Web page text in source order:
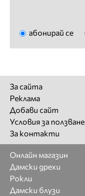
абонирай се
За сайта
Реклама
Добави сайт
Условия за ползване
За контакти
Онлайн магазин
Дамски дрехи
Рокли
Дамски блузи